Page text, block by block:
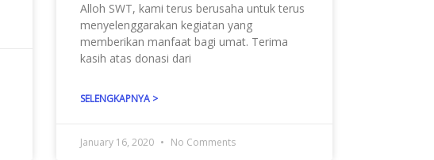
Alloh SWT, kami terus berusaha untuk terus
menyelenggarakan kegiatan yang
memberikan manfaat bagi umat. Terima
kasih atas donasi dari
SELENGKAPNYA >
January 16, 2020 No Comments